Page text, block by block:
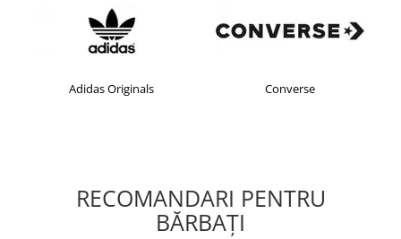
Adidas Originals Converse
RECOMANDARI PENTRU
BĂRBAŢI